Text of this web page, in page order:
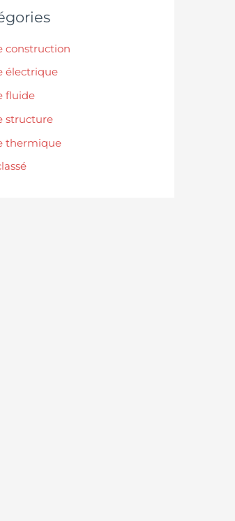
construction
électrique
fluide
structure
thermique